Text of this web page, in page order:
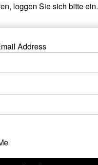
loggen Sie sich bitte ein.
Address